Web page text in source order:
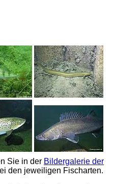
Sie in der Bildergalerie der
den jeweiligen Fischarten.